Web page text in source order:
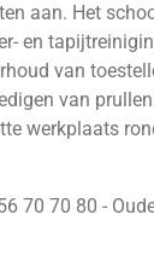
aan. Het
en
van
van
werkplaats
70 70 80 -